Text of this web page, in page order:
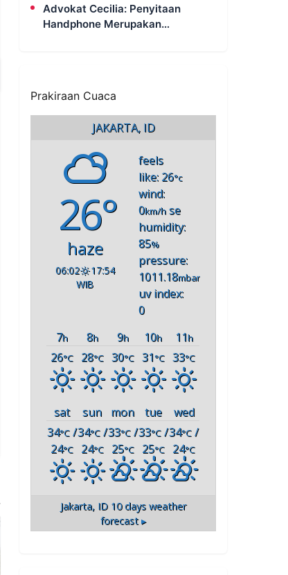
Advokat Cecilia: Penyitaan
Handphone Merupakan
Prakiraan Cuaca
JAKARTA, ID
26°
haze
06:02
17:54
WIB
feels
like: 26°c
wind:
0km/h se
humidity:
85%
pressure:
1011.18mbar
uv index:
0
7h 8h 9h 10h 11h
26°C 28°C 30°C 31°C 33°C
sat sun mon tue
wed
34°C/
24°C
34°C/
24°C
33°C/
25°C
33°C/
25°C
34°C /
24°C
Jakarta, ID 10 days weather
forecast ▸